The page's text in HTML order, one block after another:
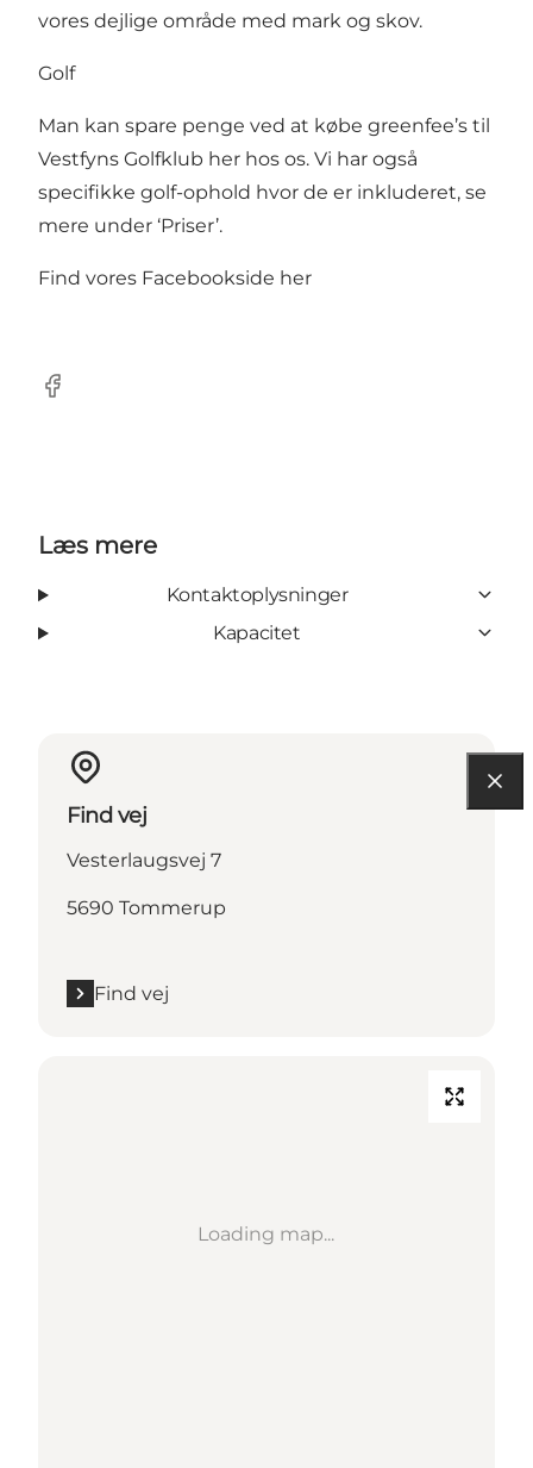
vores dejlige område med mark og skov.
Golf
Man kan spare penge ved at købe greenfee’s til
Vestfyns Golfklub her hos os. Vi har også
specifikke golf-ophold hvor de er inkluderet, se
mere under ‘Priser’.
Find vores Facebookside her
Facebook
Læs mere
Kontaktoplysninger
Kapacitet
Find vej
Vesterlaugsvej 7
5690 Tommerup
Find vej
Loading map...